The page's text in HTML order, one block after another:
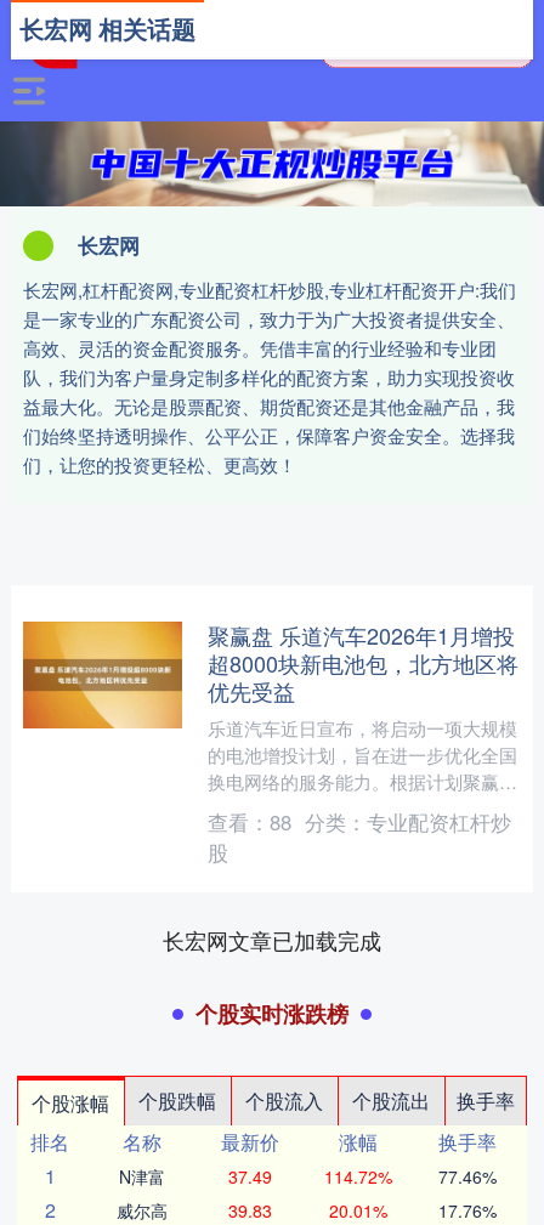
长宏网
长宏网,杠杆配资网,专业配资杠杆炒股,专业杠杆配资开户:我们
是一家专业的广东配资公司，致力于为广大投资者提供安全、
高效、灵活的资金配资服务。凭借丰富的行业经验和专业团
队，我们为客户量身定制多样化的配资方案，助力实现投资收
益最大化。无论是股票配资、期货配资还是其他金融产品，我
们始终坚持透明操作、公平公正，保障客户资金安全。选择我
们，让您的投资更轻松、更高效！
长宏网 相关话题
聚赢盘 乐道汽车2026年1月增投
超8000块新电池包，北方地区将
优先受益
乐道汽车近日宣布，将启动一项大规模
的电池增投计划，旨在进一步优化全国
换电网络的服务能力。根据计划聚赢
盘，乐道汽车将在现有基础上，向全国
范围内的换电站增投超过80....
查看： 88 分类： 专业配资杠杆炒
股
长宏网文章已加载完成
个股实时涨跌榜
个股涨幅 个股跌幅 个股流入 个股流出
换手率
排名
名称 最新价 涨幅
换手率
1
N津富 37.49 114.72% 77.46%
2 威尔高 39.83 20.01% 17.76%